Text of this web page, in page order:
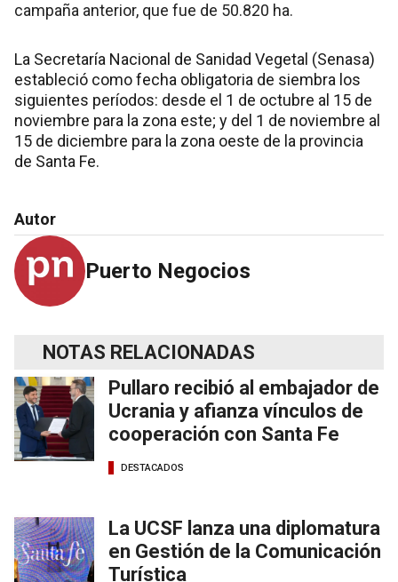
campaña anterior, que fue de 50.820 ha.
La Secretaría Nacional de Sanidad Vegetal (Senasa)
estableció como fecha obligatoria de siembra los
siguientes períodos: desde el 1 de octubre al 15 de
noviembre para la zona este; y del 1 de noviembre al
15 de diciembre para la zona oeste de la provincia
de Santa Fe.
Autor
Puerto Negocios
NOTAS RELACIONADAS
Pullaro recibió al embajador de
Ucrania y afianza vínculos de
cooperación con Santa Fe
DESTACADOS
La UCSF lanza una diplomatura
en Gestión de la Comunicación
Turística